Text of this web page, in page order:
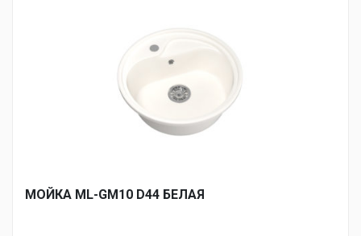
МОЙКA ML-GM10 D44 БЕЛАЯ